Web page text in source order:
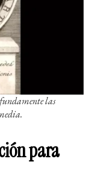
las
para